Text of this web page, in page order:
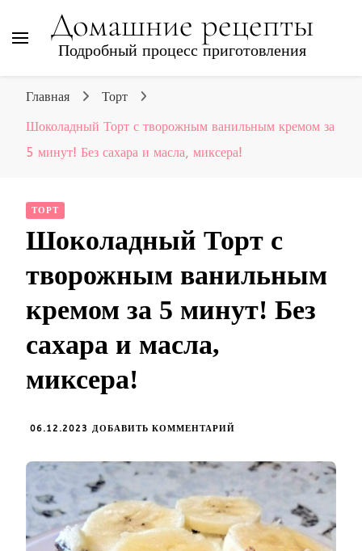
Домашние рецепты
Подробный процесс приготовления
Главная Торт
Шоколадный Торт с творожным ванильным кремом за
5 минут! Без сахара и масла, миксера!
ТОРТ
Шоколадный Торт с
творожным ванильным
кремом за 5 минут! Без
сахара и масла,
миксера!
06.12.2023 ДОБАВИТЬ КОММЕНТАРИЙ
ШОКОЛАДНЫЙ
ТОРТ
С
ТВОРОЖНЫМ
ВАНИЛЬНЫМ
КРЕМОМ